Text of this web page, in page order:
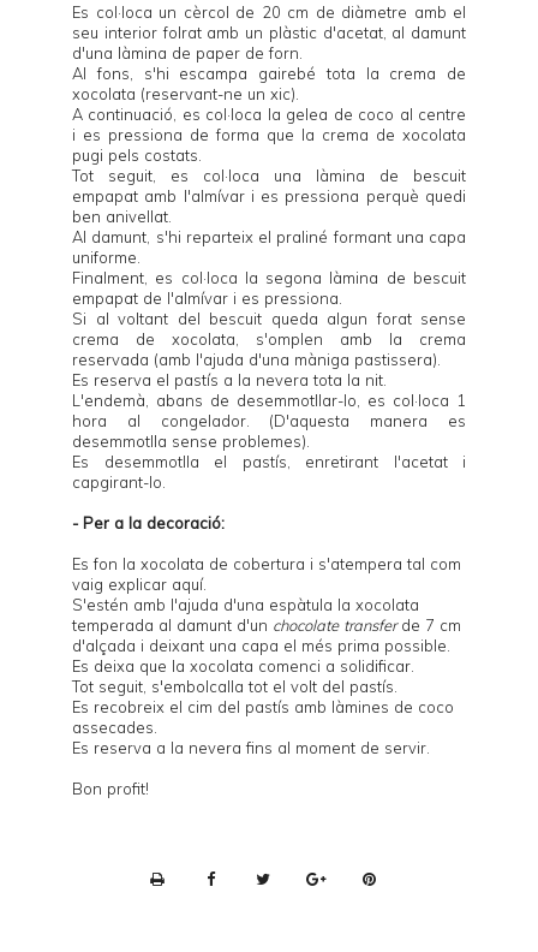
Es col·loca un cèrcol de 20 cm de diàmetre amb el
seu interior folrat amb un plàstic d'acetat, al damunt
d'una làmina de paper de forn.
Al fons, s'hi escampa gairebé tota la crema de
xocolata (reservant-ne un xic).
A continuació, es col·loca la gelea de coco al centre
i es pressiona de forma que la crema de xocolata
pugi pels costats.
Tot seguit, es col·loca una làmina de bescuit
empapat amb l'almívar i es pressiona perquè quedi
ben anivellat.
Al damunt, s'hi reparteix el praliné formant una capa
uniforme.
Finalment, es col·loca la segona làmina de bescuit
empapat de l'almívar i es pressiona.
Si al voltant del bescuit queda algun forat sense
crema de xocolata, s'omplen amb la crema
reservada (amb l'ajuda d'una màniga pastissera).
Es reserva el pastís a la nevera tota la nit.
L'endemà, abans de desemmotllar-lo, es col·loca 1
hora al congelador. (D'aquesta manera es
desemmotlla sense problemes).
Es desemmotlla el pastís, enretirant l'acetat i
capgirant-lo.
- Per a la decoració:
Es fon la xocolata de cobertura i s'atempera tal com
vaig explicar aquí.
S'estén amb l'ajuda d'una espàtula la xocolata
temperada al damunt d'un chocolate transferde 7 cm
d'alçada i deixant una capa el més prima possible.
Es deixa que la xocolata comenci a solidificar.
Tot seguit, s'embolcalla tot el volt del pastís.
Es recobreix el cim del pastís amb làmines de coco
assecades.
Es reserva a la nevera fins al moment de servir.
Bon profit!